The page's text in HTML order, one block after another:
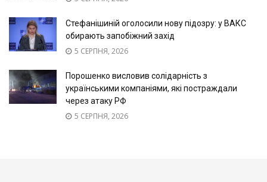
Стефанішиній оголосили нову підозру: у ВАКС
обирають запобіжний захід
5 СЕРПНЯ, 2026
Порошенко висловив солідарність з
українськими компаніями, які постраждали
через атаку РФ
5 СЕРПНЯ, 2026